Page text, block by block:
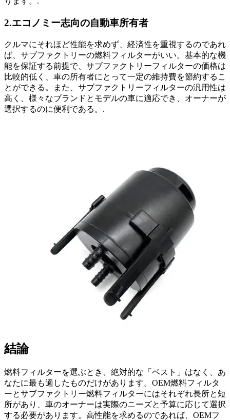
2.エコノミー志向の自動車所有者
クルマにそれほど性能を求めず、経済性を重視するのであれ
ば、サブファクトリーの燃料フィルターがいい。基本的な機
能を保証する前提で、サブファクトリーフィルターの価格は
比較的低く、車の所有者にとって一定の維持費を節約するこ
とができる。また、サブファクトリーフィルターの汎用性は
高く、様々なブランドとモデルの車に適応でき、オーナーが
選択するのに便利である。.
結論
燃料フィルターを選ぶとき、絶対的な「ベスト」はなく、あ
なたに最も適したものだけがあります。OEM燃料フィルタ
ーとサブファクトリー燃料フィルターにはそれぞれ長所と短
所があり、車のオーナーは実際のニーズと予算に応じて選択
する必要があります。高性能を求めるのであれば、OEMフ